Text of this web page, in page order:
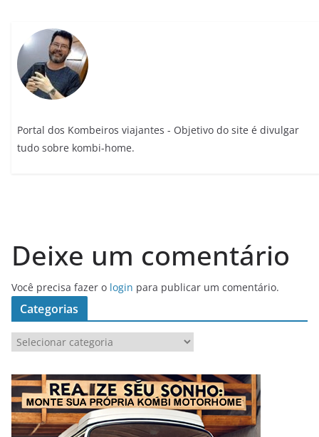
Portal dos Kombeiros viajantes - Objetivo do site é divulgar
tudo sobre kombi-home.
Deixe um comentário
Você precisa fazer o login para publicar um comentário.
Categorias
a
e
g
o
r